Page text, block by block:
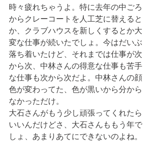
時々疲れちゃうよ。特に去年の中ごろ
からクレーコートを人工芝に替えると
か、クラブハウスを新しくするとか大
変な仕事が続いたでしょ。今はだいぶ
落ち着いたけど、それまでは仕事が次
から次、中林さんの得意な仕事も苦手
な仕事も次から次だよ。中林さんの顔
色が変わってた、色が黒いから分から
なかっただけ。
大石さんがもう少し頑張ってくれたら
いいんだけどさ、大石さんももう年で
しょ、あまりあてにできないのよね。